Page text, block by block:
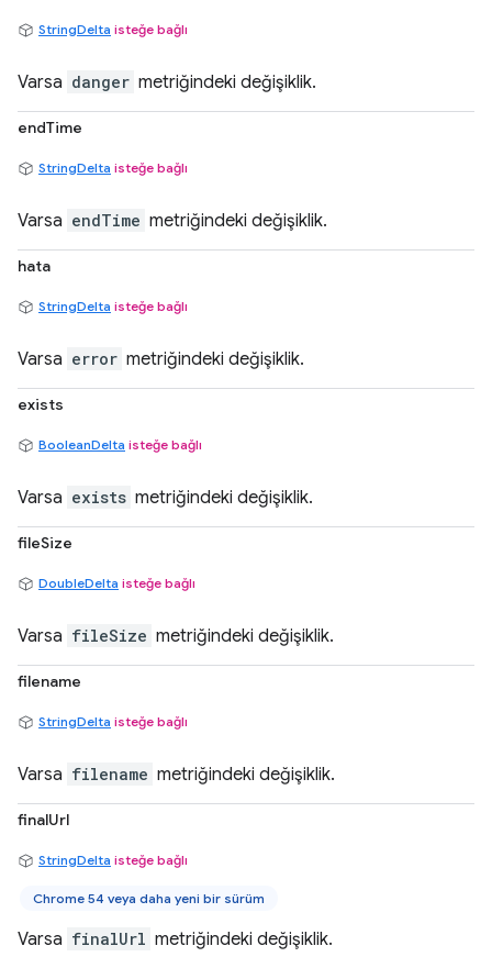
StringDelta isteğe bağlı
Varsa danger metriğindeki değişiklik.
endTime
StringDelta isteğe bağlı
Varsa endTime metriğindeki değişiklik.
hata
StringDelta isteğe bağlı
Varsa error metriğindeki değişiklik.
exists
BooleanDelta isteğe bağlı
Varsa exists metriğindeki değişiklik.
fileSize
DoubleDelta isteğe bağlı
Varsa fileSize metriğindeki değişiklik.
filename
StringDelta isteğe bağlı
Varsa filename metriğindeki değişiklik.
finalUrl
StringDelta isteğe bağlı
Chrome 54 veya daha yeni bir sürüm
Varsa finalUrl metriğindeki değişiklik.